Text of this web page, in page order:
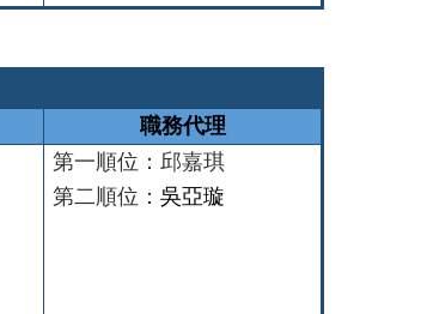
職務代理
第一順位：邱嘉琪
第二順位： 吳亞璇